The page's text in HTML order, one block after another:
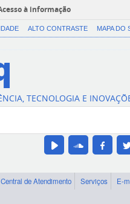
à informação
CORONAVÍRUS
ALTO CONTRASTE MAPA DO
TECNOLOGIA E
Central de Atendimento Serviços
E-